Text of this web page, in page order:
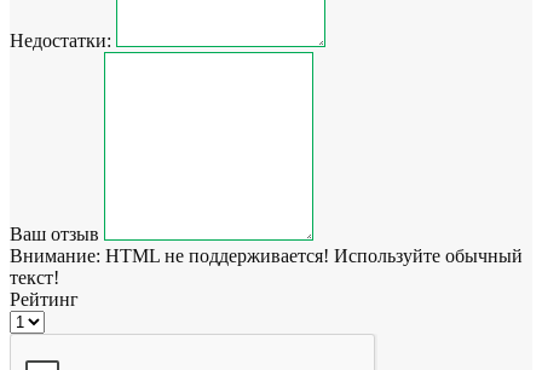
Недостатки:
Ваш отзыв
Внимание: HTML не поддерживается! Используйте обычный
текст!
Рейтинг